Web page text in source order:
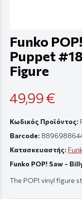
Funko
Puppet
Figure
49,99 €
Κωδικός Προϊόντος:
Barcode:
Κατασκευαστής:
Funko POP! Saw -
The POP! vinyl figure